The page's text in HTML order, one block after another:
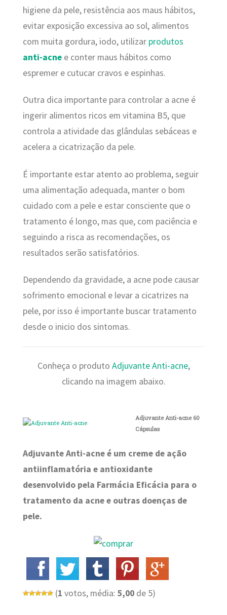
higiene da pele, resistência aos maus hábitos,
evitar exposição excessiva ao sol, alimentos
com muita gordura, iodo, utilizar produtos
anti-acnee conter maus hábitos como
espremer e cutucar cravos e espinhas.
Outra dica importante para controlar a acne é
ingerir alimentos ricos em vitamina B5, que
controla a atividade das glândulas sebáceas e
acelera a cicatrização da pele.
É importante estar atento ao problema, seguir
uma alimentação adequada, manter o bom
cuidado com a pele e estar consciente que o
tratamento é longo, mas que, com paciência e
seguindo a risca as recomendações, os
resultados serão satisfatórios.
Dependendo da gravidade, a acne pode causar
sofrimento emocional e levar a cicatrizes na
pele, por isso é importante buscar tratamento
desde o inicio dos sintomas.
Conheça o produto Adjuvante Anti-acne,
clicando na imagem abaixo.
Adjuvante Anti-acne 60
Cápsulas
Adjuvante Anti-acne é um creme de ação
antiinflamatória e antioxidante
desenvolvido pela Farmácia Eficácia para o
tratamento da acne e outras doenças de
pele.
(1 votos, média: 5,00de 5)